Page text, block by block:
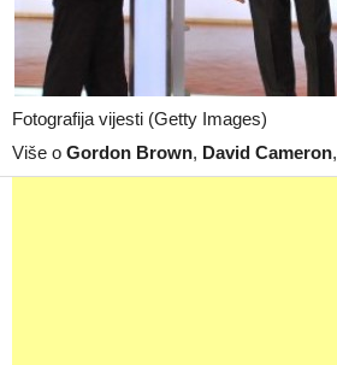
Fotografija vijesti (Getty Images)
Više o Gordon Brown, David Cameron,